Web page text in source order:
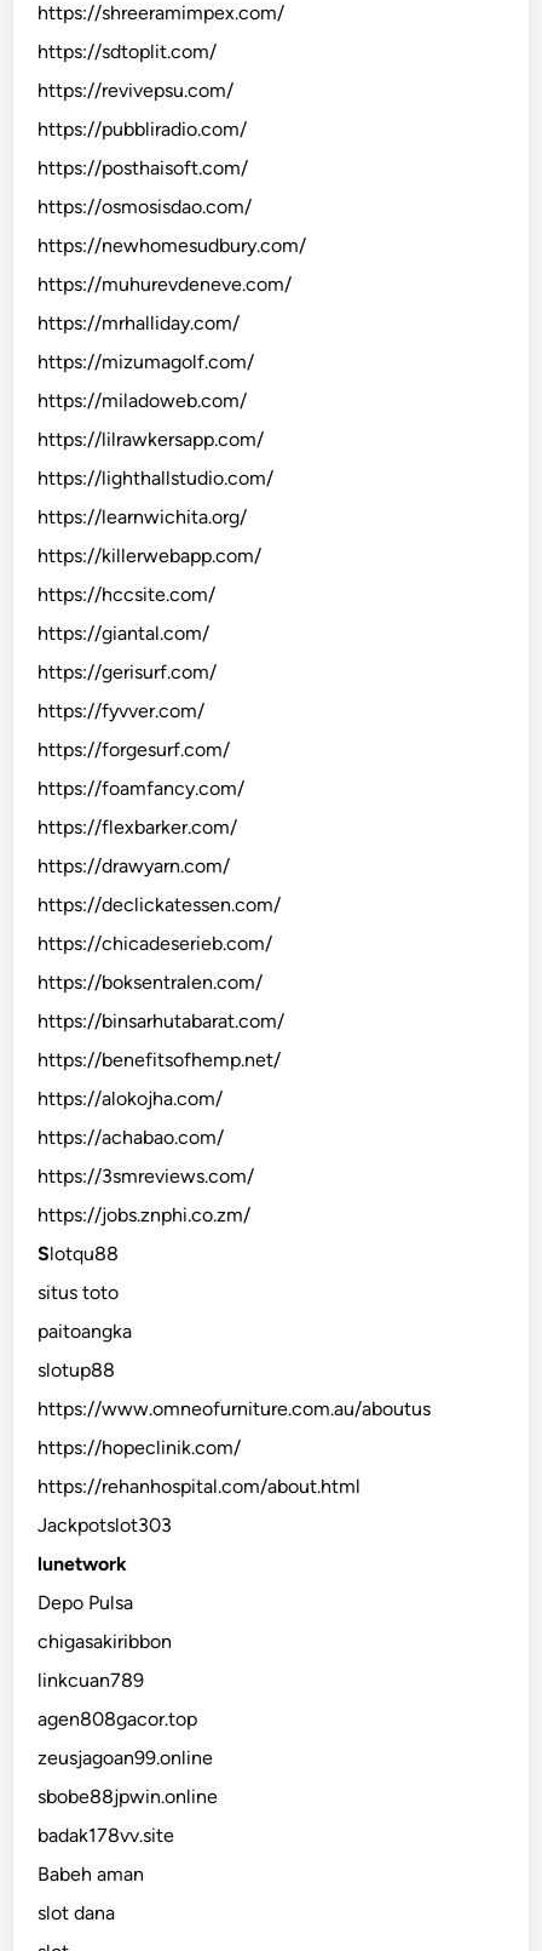
https://shreeramimpex.com/
https://sdtoplit.com/
https://revivepsu.com/
https://pubbliradio.com/
https://posthaisoft.com/
https://osmosisdao.com/
https://newhomesudbury.com/
https://muhurevdeneve.com/
https://mrhalliday.com/
https://mizumagolf.com/
https://miladoweb.com/
https://lilrawkersapp.com/
https://lighthallstudio.com/
https://learnwichita.org/
https://killerwebapp.com/
https://hccsite.com/
https://giantal.com/
https://gerisurf.com/
https://fyvver.com/
https://forgesurf.com/
https://foamfancy.com/
https://flexbarker.com/
https://drawyarn.com/
https://declickatessen.com/
https://chicadeserieb.com/
https://boksentralen.com/
https://binsarhutabarat.com/
https://benefitsofhemp.net/
https://alokojha.com/
https://achabao.com/
https://3smreviews.com/
https://jobs.znphi.co.zm/
Slotqu88
situs toto
paitoangka
slotup88
https://www.omneofurniture.com.au/aboutus
https://hopeclinik.com/
https://rehanhospital.com/about.html
Jackpotslot303
lunetwork
Depo Pulsa
chigasakiribbon
linkcuan789
agen808gacor.top
zeusjagoan99.online
sbobe88jpwin.online
badak178vv.site
Babeh aman
slot dana